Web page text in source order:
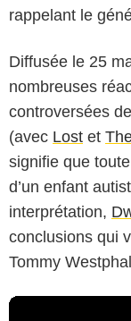
rappelant le
Diffusée le 25
nombreuses
controversées
(avec Lost et
signifie que
d’un enfant
interprétation,
conclusions qui
Tommy